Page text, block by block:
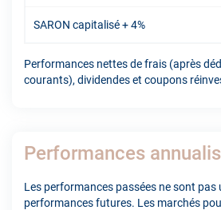
SARON capitalisé + 4%
Performances nettes de frais (après
courants), dividendes et coupons
Performances
Les performances passées ne sont
performances futures. Les marchés